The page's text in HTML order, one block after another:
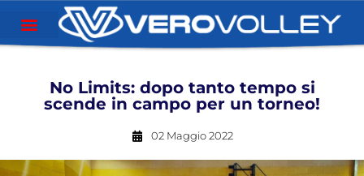
No Limits: dopo tanto tempo si
scende in campo per un torneo!
02 Maggio 2022